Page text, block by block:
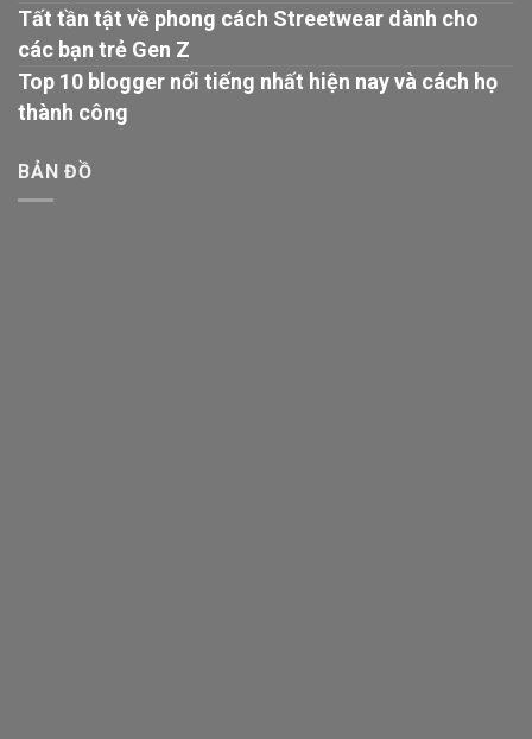
Tất tần tật về phong cách Streetwear dành cho
các bạn trẻ Gen Z
Top 10 blogger nổi tiếng nhất hiện nay và cách họ
thành công
BẢN ĐỒ